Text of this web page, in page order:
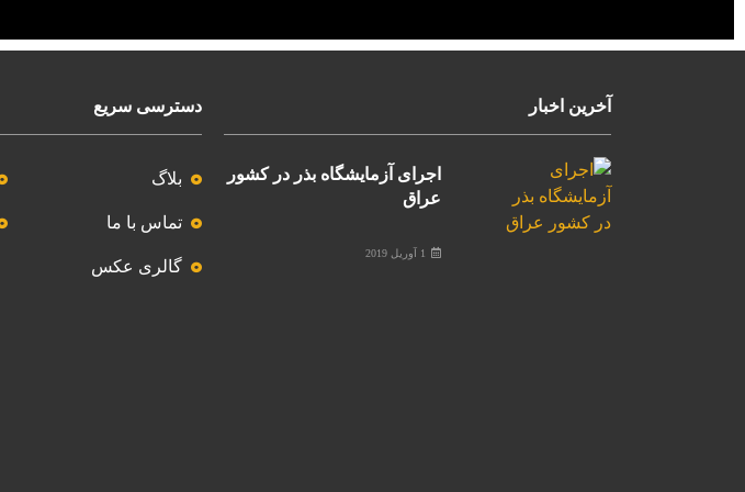
آخرین اخبار
اجرای آزمایشگاه بذر در کشور
عراق
1 آوریل 2019
دسترسی سریع
بلاگ
تماس با ما
گالری عکس